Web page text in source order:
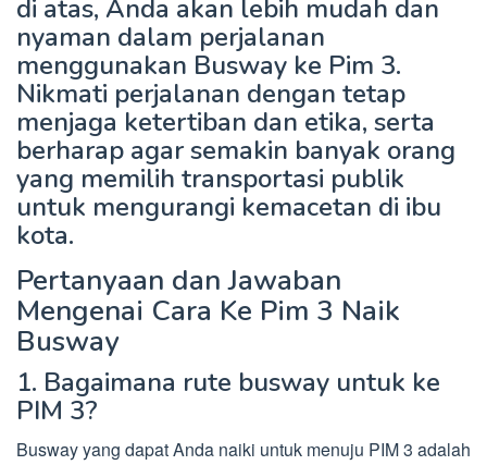
di atas, Anda akan lebih mudah dan
nyaman dalam perjalanan
menggunakan Busway ke Pim 3.
Nikmati perjalanan dengan tetap
menjaga ketertiban dan etika, serta
berharap agar semakin banyak orang
yang memilih transportasi publik
untuk mengurangi kemacetan di ibu
kota.
Pertanyaan dan Jawaban
Mengenai Cara Ke Pim 3 Naik
Busway
1. Bagaimana rute busway untuk ke
PIM 3?
Busway yang dapat Anda naiki untuk menuju PIM 3 adalah